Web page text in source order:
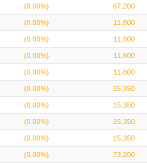
(0.00%) 67,200
(0.00%) 11,800
(0.00%) 11,800
(0.00%) 11,800
(0.00%) 11,800
(0.00%) 15,350
(0.00%) 15,350
(0.00%) 15,350
(0.00%) 15,350
(0.00%) 73,200